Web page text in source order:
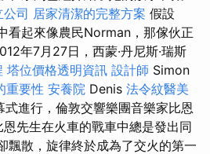
公司 居家清潔的完整方案 假設
看起來像農民Norman，那傢伙正
年7月27日，西蒙·丹尼斯·瑞斯
塔位價格透明資訊 設計師 Simon
重要性 安養院 Denis 法令紋醫美
進行，倫敦交響樂團音樂家比恩
恩先生在火車的戰車中總是發出同
飄散，旋律終於成為了交火的第一